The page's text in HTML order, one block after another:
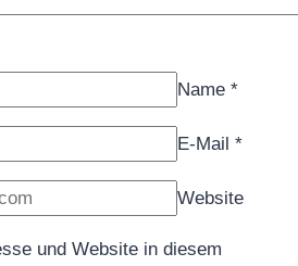
Name *
E-Mail *
Website
und Website in diesem